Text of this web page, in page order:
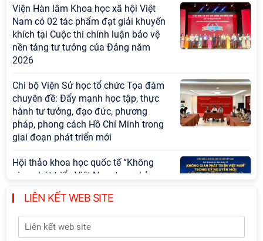
Viện Hàn lâm Khoa học xã hội Việt
Nam có 02 tác phẩm đạt giải khuyến
khích tại Cuộc thi chính luận bảo vệ
nền tảng tư tưởng của Đảng năm
2026
Chi bộ Viện Sử học tổ chức Tọa đàm
chuyên đề: Đẩy mạnh học tập, thực
hành tư tưởng, đạo đức, phương
pháp, phong cách Hồ Chí Minh trong
giai đoạn phát triển mới
Hội thảo khoa học quốc tế “Không
gian phát triển Việt Nam trong kỷ
nguyên mới: Định hướng chiến lược
và lựa chọn chính sách” sẽ diễn ra
vào thứ ba, ngày 28/7/2026
LIÊN KẾT WEB SITE